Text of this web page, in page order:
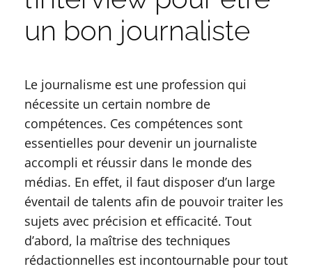
un bon journaliste
Le journalisme est une profession qui
nécessite un certain nombre de
compétences. Ces compétences sont
essentielles pour devenir un journaliste
accompli et réussir dans le monde des
médias. En effet, il faut disposer d’un large
éventail de talents afin de pouvoir traiter les
sujets avec précision et efficacité. Tout
d’abord, la maîtrise des techniques
rédactionnelles est incontournable pour tout